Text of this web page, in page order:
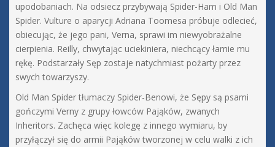
upodobaniach. Na odsiecz przybywają Spider-Ham i Old Man
Spider. Vulture o aparycji Adriana Toomesa próbuje odlecieć,
obiecując, że jego pani, Verna, sprawi im niewyobrażalne
cierpienia. Reilly, chwytając uciekiniera, niechcący łamie mu
rękę. Podstarzały Sęp zostaje natychmiast pożarty przez
swych towarzyszy.
Old Man Spider tłumaczy Spider-Benowi, że Sępy są psami
gończymi Verny z grupy łowców Pająków, zwanych
Inheritors. Zachęca więc kolegę z innego wymiaru, by
przyłączył się do armii Pająków tworzonej w celu walki z ich